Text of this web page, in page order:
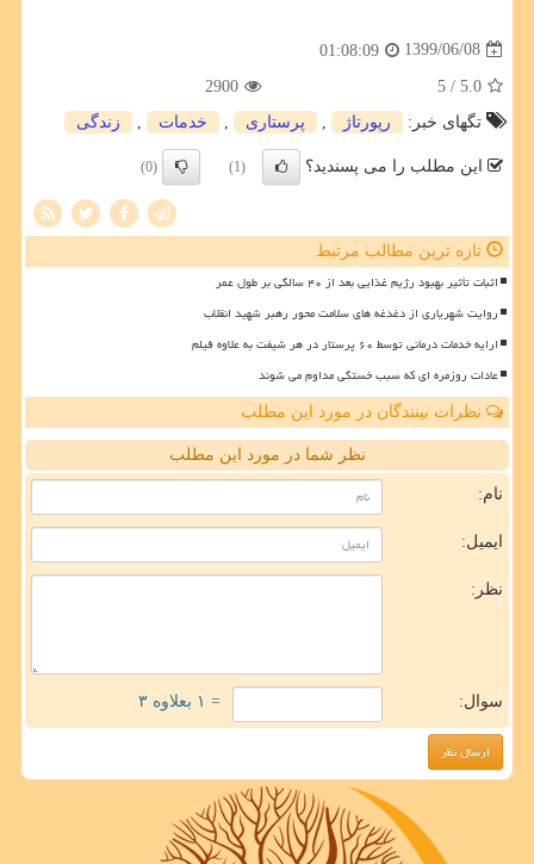
1399/06/08
01:08:09
5.0
/ 5
2900
تگهای خبر:
رپورتاژ پرستاری خدمات زندگی
این مطلب را می پسندید؟ (1)
(0)
تازه ترین مطالب مرتبط
اثبات تأثیر بهبود رژیم غذایی بعد از ۴۰ سالگی بر طول عمر
روایت شهریاری از دغدغه های سلامت محور رهبر شهید انقلاب
ارایه خدمات درمانی توسط ۶۰ پرستار در هر شیفت به علاوه فیلم
عادات روزمره ای که سبب خستگی مداوم می شوند
نظرات بینندگان در مورد این مطلب
نظر شما در مورد این مطلب
نام:
ایمیل:
نظر:
سوال: = ۱ بعلاوه ۳